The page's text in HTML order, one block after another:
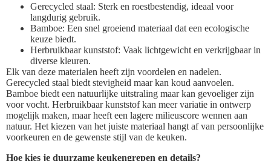
Gerecycled staal: Sterk en roestbestendig, ideaal voor
langdurig gebruik.
Bamboe: Een snel groeiend materiaal dat een ecologische
keuze biedt.
Herbruikbaar kunststof: Vaak lichtgewicht en verkrijgbaar in
diverse kleuren.
Elk van deze materialen heeft zijn voordelen en nadelen.
Gerecycled staal biedt stevigheid maar kan koud aanvoelen.
Bamboe biedt een natuurlijke uitstraling maar kan gevoeliger zijn
voor vocht. Herbruikbaar kunststof kan meer variatie in ontwerp
mogelijk maken, maar heeft een lagere milieuscore wennen aan
natuur. Het kiezen van het juiste materiaal hangt af van persoonlijke
voorkeuren en de gewenste stijl van de keuken.
Hoe kies je duurzame keukengrepen en details?